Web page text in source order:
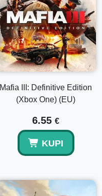
Mafia III: Definitive Edition
(Xbox One) (EU)
6.55 €
KUPI